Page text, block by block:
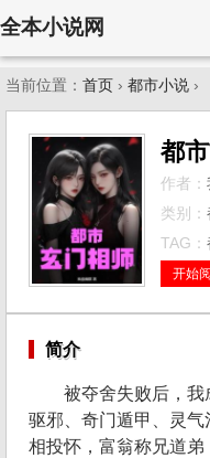
全本小说网
当前位置： 首页 › 都市小说 ›
都
作者：
类别：
TAG：
开始
简介
被夺舍失败后，
驱邪、奇门遁甲、灵
相投怀，富翁称兄道